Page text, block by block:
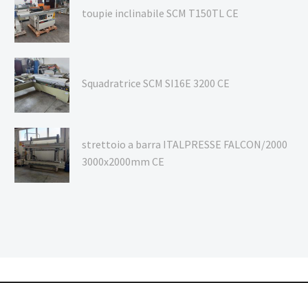
toupie inclinabile SCM T150TL CE
Squadratrice SCM SI16E 3200 CE
strettoio a barra ITALPRESSE FALCON/2000
3000x2000mm CE